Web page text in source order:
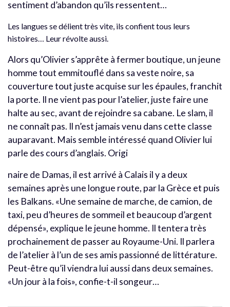
sentiment d’abandon qu’ils ressentent…
Les langues se délient très vite, ils confient tous leurs
histoires… Leur révolte aussi.
Alors qu’Olivier s’apprête à fermer boutique, un jeune
homme tout emmitouflé dans sa veste noire, sa
couverture tout juste acquise sur les épaules, franchit
la porte. Il ne vient pas pour l’atelier, juste faire une
halte au sec, avant de rejoindre sa cabane. Le slam, il
ne connaît pas. Il n’est jamais venu dans cette classe
auparavant. Mais semble intéressé quand Olivier lui
parle des cours d’anglais. Origi
naire de Damas, il est arrivé à Calais il y a deux
semaines après une longue route, par la Grèce et puis
les Balkans. «Une semaine de marche, de camion, de
taxi, peu d’heures de sommeil et beaucoup d’argent
dépensé», explique le jeune homme. Il tentera très
prochainement de passer au Royaume-Uni. Il parlera
de l’atelier à l’un de ses amis passionné de littérature.
Peut-être qu’il viendra lui aussi dans deux semaines.
«Un jour à la fois», confie-t-il songeur…